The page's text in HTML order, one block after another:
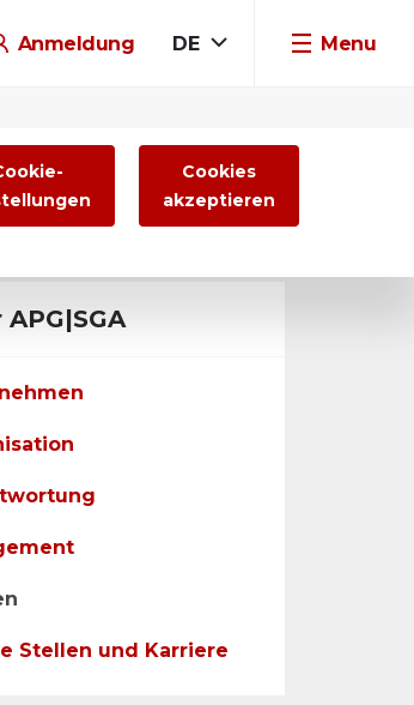
Anmeldung DE Menu
APG|SGA
Stellen und Karriere
Cookies
akzeptieren